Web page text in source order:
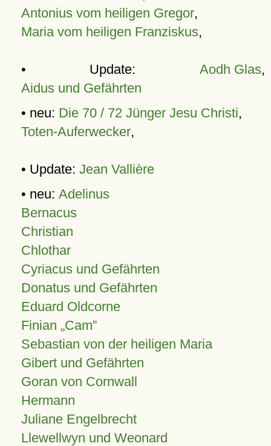
Antonius vom heiligen Gregor,
Maria vom heiligen Franziskus,
• Update: Aodh Glas,
Aidus und Gefährten
• neu: Die 70 / 72 Jünger Jesu Christi,
Toten-Auferwecker,
• Update: Jean Vallière
• neu: Adelinus
Bernacus
Christian
Chlothar
Cyriacus und Gefährten
Donatus und Gefährten
Eduard Oldcorne
Finian Cam
Sebastian von der heiligen Maria
Gibert und Gefährten
Goran von Cornwall
Hermann
Juliane Engelbrecht
Llewellwyn und Weonard